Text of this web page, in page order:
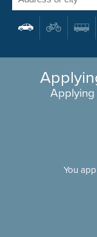
Applying
You